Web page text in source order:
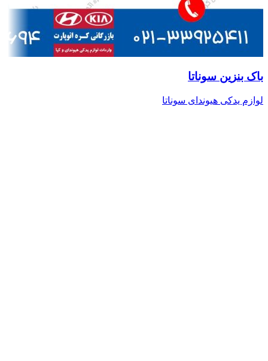
باک بنزین سوناتا
لوازم یدکی هیوندای سوناتا